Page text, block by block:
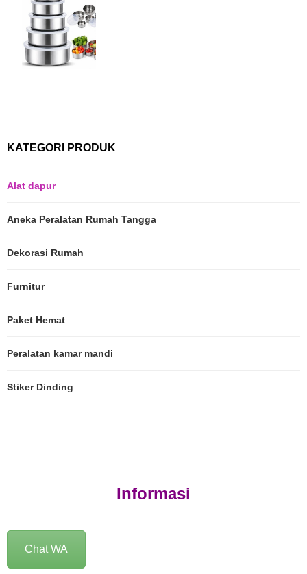
KATEGORI PRODUK
Alat dapur
Aneka Peralatan Rumah Tangga
Dekorasi Rumah
Furnitur
Paket Hemat
Peralatan kamar mandi
Stiker Dinding
Informasi
Chat WA